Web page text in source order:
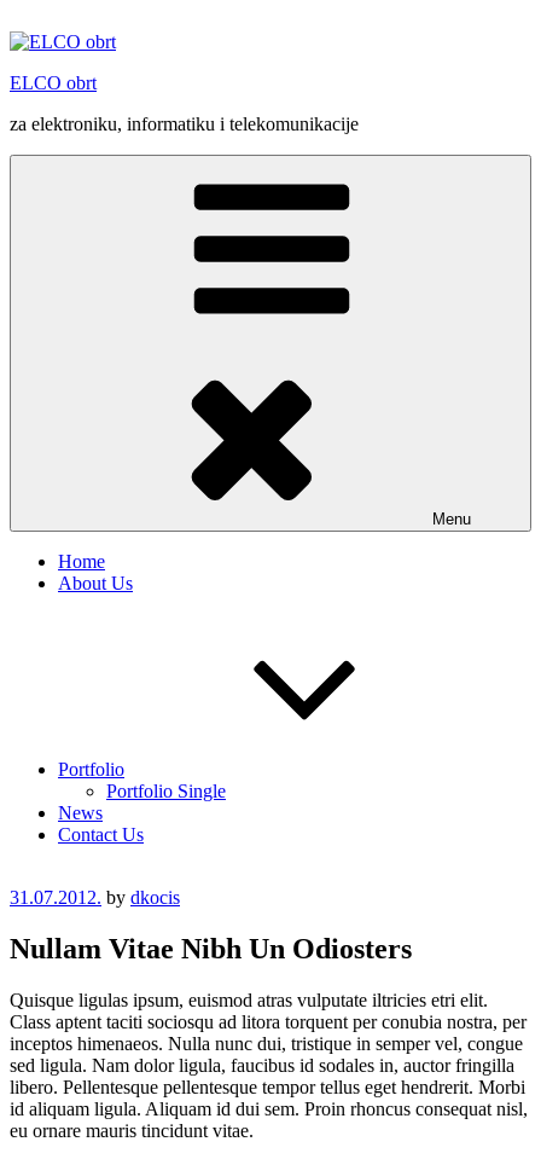
to
ELCO obrt
za elektroniku, informatiku i telekomunikacije
Menu
Home
About Us
Portfolio
Portfolio Single
News
Contact Us
Posted
31.07.2012. by dkocis
Nullam Vitae Nibh Un Odiosters
Quisque ligulas ipsum, euismod atras vulputate iltricies etri elit.
Class aptent taciti sociosqu ad litora torquent per conubia nostra, per
inceptos himenaeos. Nulla nunc dui, tristique in semper vel, congue
sed ligula. Nam dolor ligula, faucibus id sodales in, auctor fringilla
libero. Pellentesque pellentesque tempor tellus eget hendrerit. Morbi
id aliquam ligula. Aliquam id dui sem. Proin rhoncus consequat nisl,
eu ornare mauris tincidunt vitae.